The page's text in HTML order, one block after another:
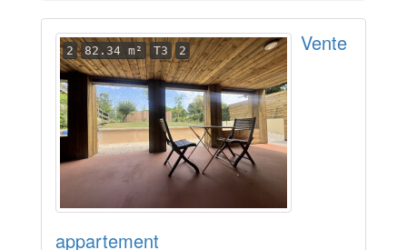
2 82.34 m² T3 2 Vente
appartement